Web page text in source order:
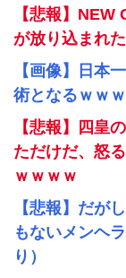
【悲報】
が放り込まれ
【画像】日本
術となるｗｗ
【悲報】四皇
ただけだ、怒
ｗｗｗｗ
【悲報】だが
もないメンヘ
り）